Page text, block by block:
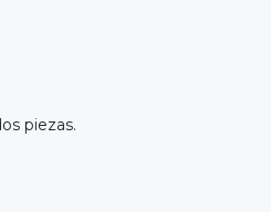
piezas.